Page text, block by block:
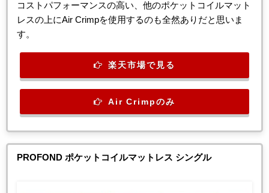
コストパフォーマンスの高い、他のポケットコイルマット
レスの上にAir Crimpを使用するのも全然ありだと思いま
す。
楽天市場で見る
Air Crimpのみ
PROFOND ポケットコイルマットレス シングル